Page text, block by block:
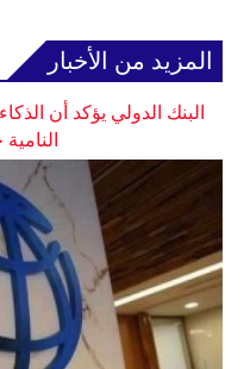
المزيد من الأخبار
البنك الدولي يؤكد أن